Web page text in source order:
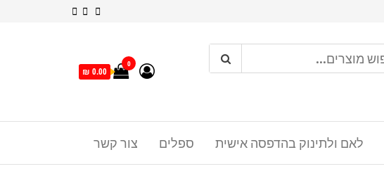
0
0.00 ₪
צור קשר ספלים לאם ולתינוק בהדפסה אישית